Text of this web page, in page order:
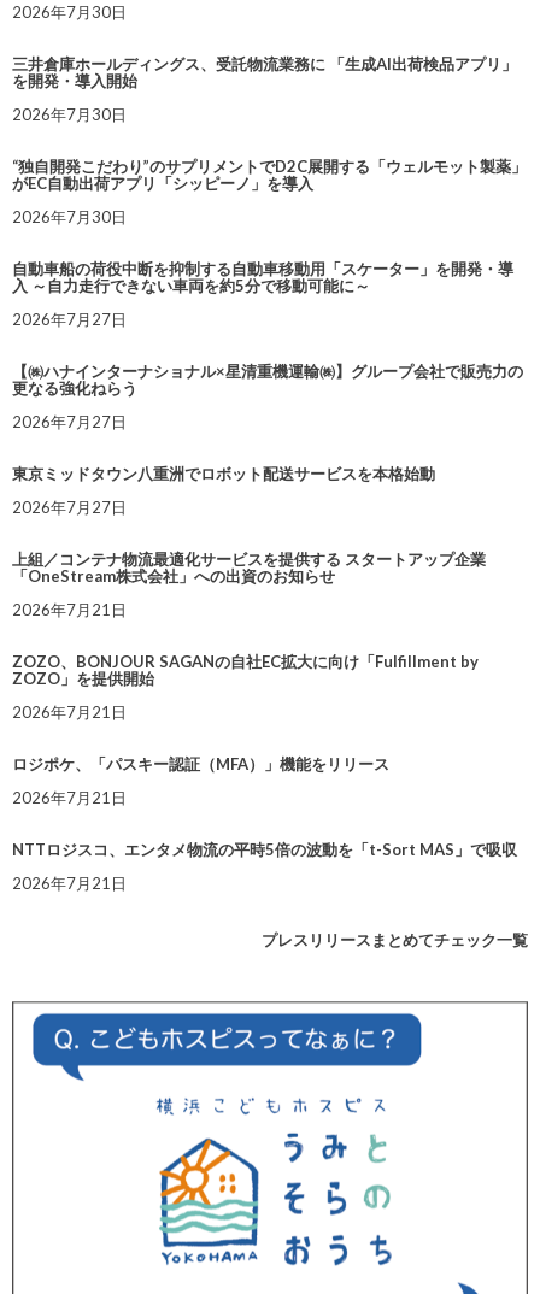
2026年7月30日
三井倉庫ホールディングス、受託物流業務に 「生成AI出荷検品アプリ」
を開発・導入開始
2026年7月30日
“独自開発こだわり”のサプリメントでD2C展開する「ウェルモット製薬」
がEC自動出荷アプリ「シッピーノ」を導入
2026年7月30日
自動車船の荷役中断を抑制する自動車移動用「スケーター」を開発・導
入 ～自力走行できない車両を約5分で移動可能に～
2026年7月27日
【㈱ハナインターナショナル×星清重機運輸㈱】グループ会社で販売力の
更なる強化ねらう
2026年7月27日
東京ミッドタウン八重洲でロボット配送サービスを本格始動
2026年7月27日
上組／コンテナ物流最適化サービスを提供する スタートアップ企業
「OneStream株式会社」への出資のお知らせ
2026年7月21日
ZOZO、BONJOUR SAGANの自社EC拡大に向け「Fulfillment by
ZOZO」を提供開始
2026年7月21日
ロジポケ、「パスキー認証（MFA）」機能をリリース
2026年7月21日
NTTロジスコ、エンタメ物流の平時5倍の波動を「t-Sort MAS」で吸収
2026年7月21日
プレスリリースまとめてチェック一覧